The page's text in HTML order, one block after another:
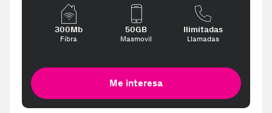
300Mb
Fibra
50GB
Masmovil
Ilimitadas
Llamadas
Me interesa